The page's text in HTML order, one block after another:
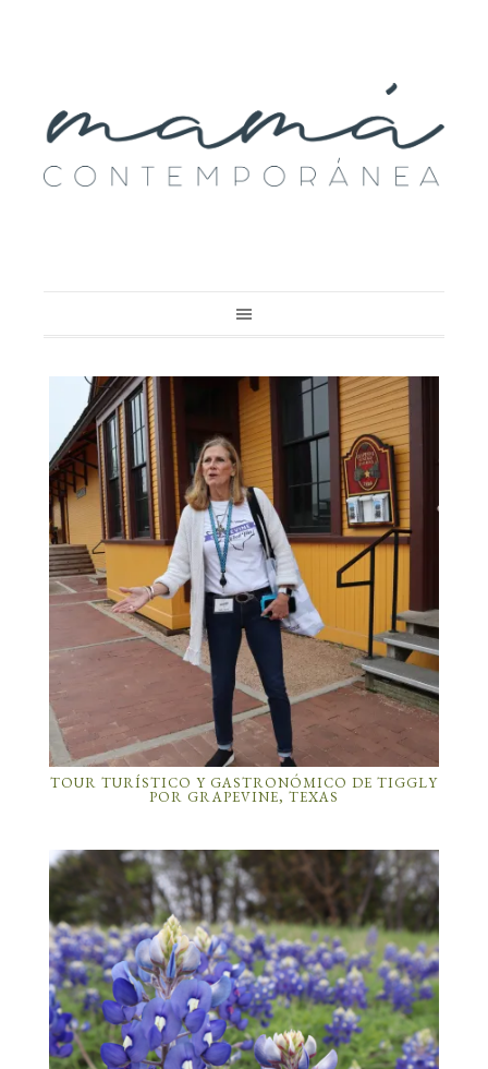
TOUR TURÍSTICO Y GASTRONÓMICO DE TIGGLY
POR GRAPEVINE, TEXAS